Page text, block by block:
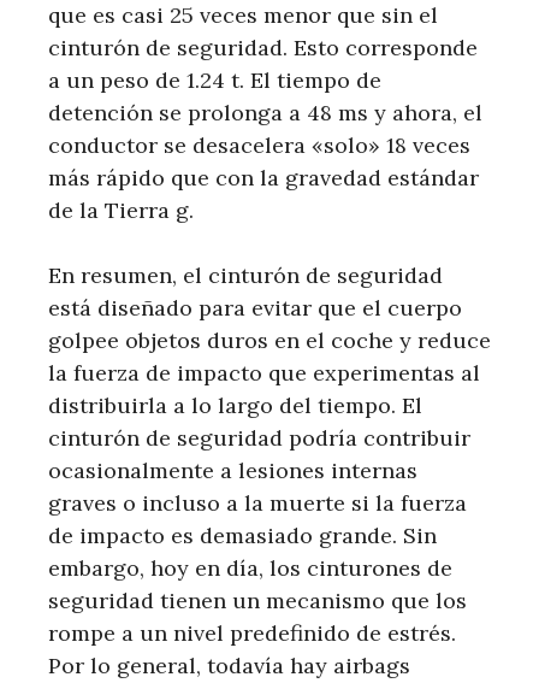
que es casi 25 veces menor que sin el
cinturón de seguridad. Esto corresponde
a un peso de 1.24 t. El tiempo de
detención se prolonga a 48 ms y ahora, el
conductor se desacelera «solo» 18 veces
más rápido que con la gravedad estándar
de la Tierra g.
En resumen, el cinturón de seguridad
está diseñado para evitar que el cuerpo
golpee objetos duros en el coche y reduce
la fuerza de impacto que experimentas al
distribuirla a lo largo del tiempo. El
cinturón de seguridad podría contribuir
ocasionalmente a lesiones internas
graves o incluso a la muerte si la fuerza
de impacto es demasiado grande. Sin
embargo, hoy en día, los cinturones de
seguridad tienen un mecanismo que los
rompe a un nivel predefinido de estrés.
Por lo general, todavía hay airbags